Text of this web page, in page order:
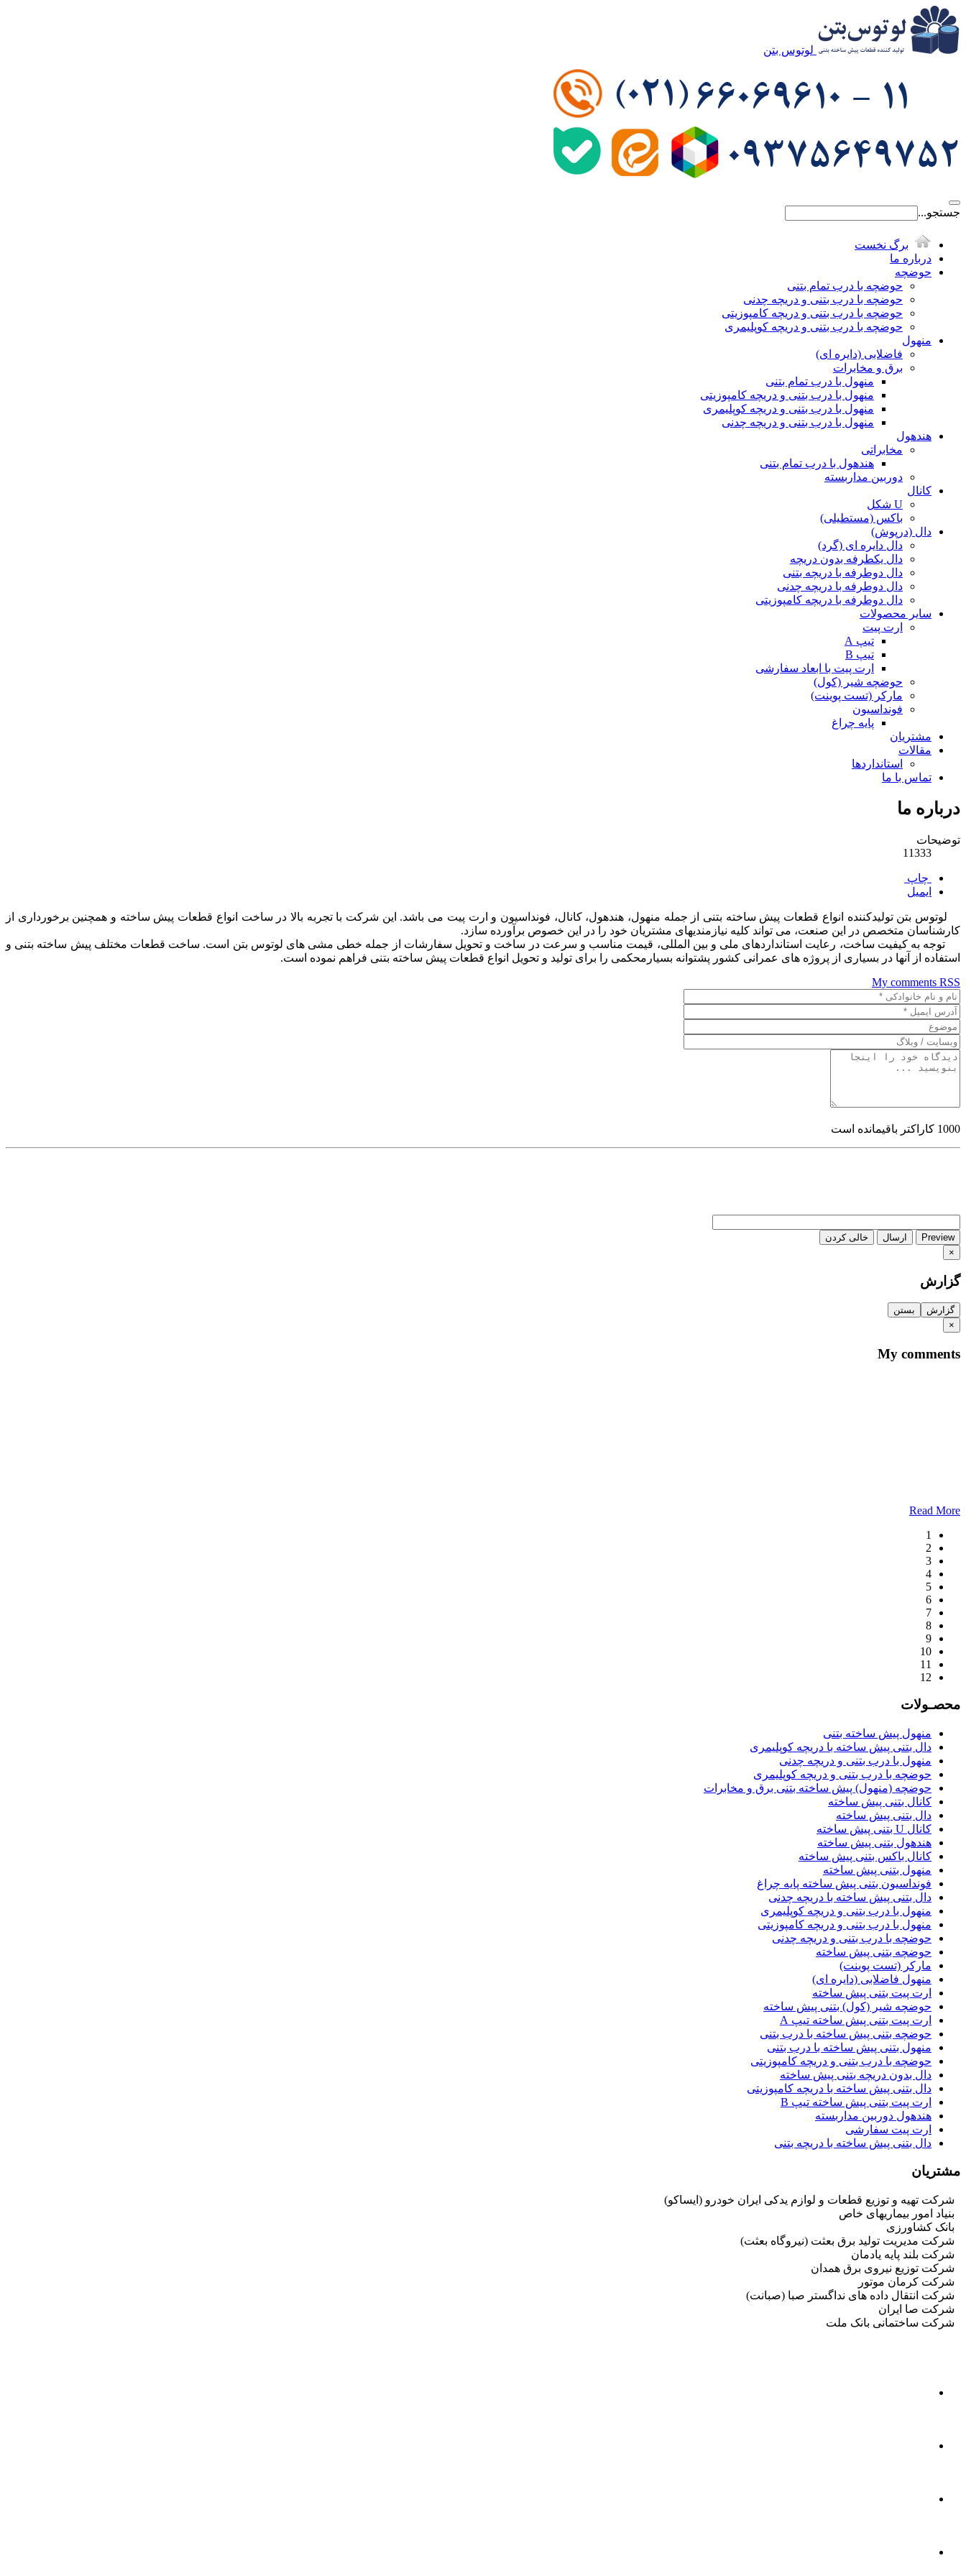
لوتوس بتن
جستجو...
برگ نخست
درباره ما
حوضچه
حوضچه با درب تمام بتنی
حوضچه با درب بتنی و دریچه چدنی
حوضچه با درب بتنی و دریچه کامپوزیتی
حوضچه با درب بتنی و دریچه کوپلیمری
منهول
فاضلابی (دایره ای)
برق و مخابرات
منهول با درب تمام بتنی
منهول با درب بتنی و دریچه کامپوزیتی
منهول با درب بتنی و دریچه کوپلیمری
منهول با درب بتنی و دریچه چدنی
هندهول
مخابراتی
هندهول با درب تمام بتنی
دوربین مداربسته
کانال
U شکل
باکس (مستطیلی)
دال (درپوش)
دال دایره ای (گرد)
دال یکطرفه بدون دریچه
دال دوطرفه با دریچه بتنی
دال دوطرفه با دریچه چدنی
دال دوطرفه با دریچه کامپوزیتی
سایر محصولات
ارت پیت
تیپ A
تیپ B
ارت پیت با ابعاد سفارشی
حوضچه شیر (کول)
مارکر (تست پوینت)
فونداسیون
پایه چراغ
مشتریان
مقالات
استانداردها
تماس با ما
درباره ما
توضیحات
11333
چاپ
ایمیل
لوتوس بتن تولیدکننده انواع قطعات پیش ساخته بتنی از جمله منهول، هندهول، کانال، فونداسیون و ارت پیت می باشد. این شرکت با تجربه بالا در ساخت انواع قطعات پیش ساخته و همچنین برخورداری از
کارشناسان متخصص در این صنعت، می تواند کلیه نیازمندیهای مشتریان خود را در این خصوص برآورده سازد.
توجه به کیفیت ساخت، رعایت استانداردهای ملی و بین المللی، قیمت مناسب و سرعت در ساخت و تحویل سفارشات از جمله خطی مشی های لوتوس بتن است. ساخت قطعات مختلف پیش ساخته بتنی و
استفاده از آنها در بسیاری از پروژه های عمرانی کشور پشتوانه بسیارمحکمی را برای تولید و تحویل انواع قطعات پیش ساخته بتنی فراهم نموده است.
My comments RSS
1000 کاراکتر باقیمانده است
Preview ارسال
خالی کردن
×
گزارش
گزارش
بستن
×
My comments
Read More
1
2
3
4
5
6
7
8
9
10
11
12
محصـولات
منهول پیش ساخته بتنی
دال بتنی پیش ساخته با دریچه کوپلیمری
منهول با درب بتنی و دریچه چدنی
حوضچه با درب بتنی و دریچه کوپلیمری
حوضچه (منهول) پیش ساخته بتنی برق و مخابرات
کانال بتنی پیش ساخته
دال بتنی پیش ساخته
کانال U بتنی پیش ساخته
هندهول بتنی پیش ساخته
کانال باکس بتنی پیش ساخته
منهول بتنی پیش ساخته
فونداسیون بتنی پیش ساخته پایه چراغ
دال بتنی پیش ساخته با دریچه چدنی
منهول با درب بتنی و دریچه کوپلیمری
منهول با درب بتنی و دریچه کامپوزیتی
حوضچه با درب بتنی و دریچه چدنی
حوضچه بتنی پیش ساخته
مارکر (تست پوینت)
منهول فاضلابی (دایره ای)
ارت پیت بتنی پیش ساخته
حوضچه شیر (کول) بتنی پیش ساخته
ارت پیت بتنی پیش ساخته تیپ A
حوضچه بتنی پیش ساخته با درب بتنی
منهول بتنی پیش ساخته با درب بتنی
حوضچه با درب بتنی و دریچه کامپوزیتی
دال بدون دریچه بتنی پیش ساخته
دال بتنی پیش ساخته با دریچه کامپوزیتی
ارت پیت بتنی پیش ساخته تیپ B
هندهول دوربین مداربسته
ارت پیت سفارشی
دال بتنی پیش ساخته با دریچه بتنی
مشتریان
شرکت تهیه و توزیع قطعات و لوازم یدکی ایران خودرو (ایساکو)
بنیاد امور بیماریهای خاص
بانک کشاورزی
شرکت مدیریت تولید برق بعثت (نیروگاه بعثت)
شرکت بلند پایه یادمان
شرکت توزیع نیروی برق همدان
شرکت کرمان موتور
شرکت انتقال داده های نداگستر صبا (صبانت)
شرکت صا ایران
شرکت ساختمانی بانک ملت